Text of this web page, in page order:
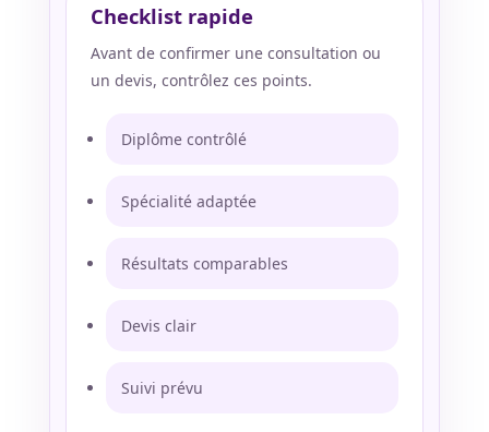
Checklist rapide
Avant de confirmer une consultation ou
un devis, contrôlez ces points.
Diplôme contrôlé
Spécialité adaptée
Résultats comparables
Devis clair
Suivi prévu